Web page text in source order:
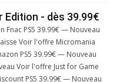
Edition - dès 39.99€
Fnac PS5 39.99€ — Nouveau
Voir l'offre Micromania
PS5 39.99€ — Nouveau
Voir l'offre Just for Game
PS5 39.99€ — Nouveau